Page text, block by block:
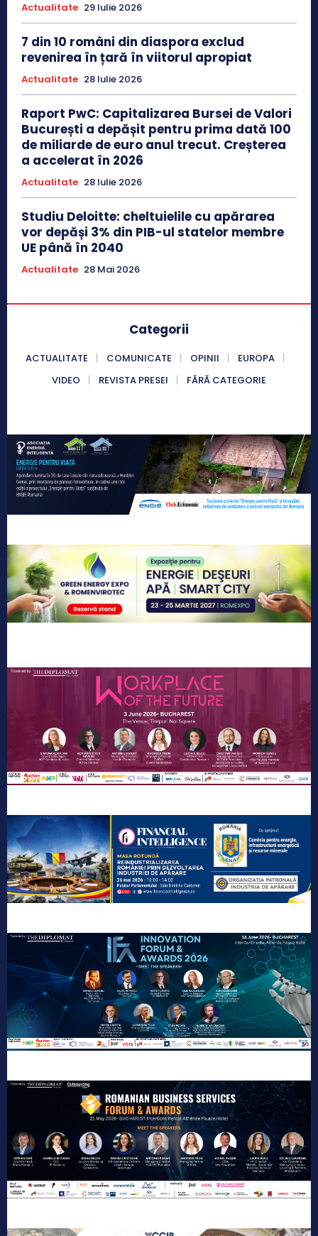
Actualitate 29 Iulie 2026
7 din 10 români din diaspora exclud
revenirea în țară în viitorul apropiat
Actualitate 28 Iulie 2026
Raport PwC: Capitalizarea Bursei de Valori
București a depășit pentru prima dată 100
de miliarde de euro anul trecut. Creșterea
a accelerat în 2026
Actualitate 28 Iulie 2026
Studiu Deloitte: cheltuielile cu apărarea
vor depăși 3% din PIB-ul statelor membre
UE până în 2040
Actualitate 28 Mai 2026
Categorii
ACTUALITATE COMUNICATE OPINII
EUROPA
VIDEO
REVISTA PRESEI FĂRĂ CATEGORIE